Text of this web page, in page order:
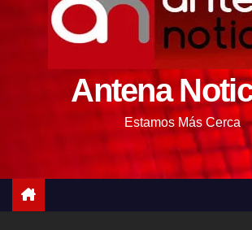
Antena
Estamos Más Cerca